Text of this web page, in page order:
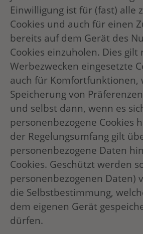
Einwilligung ist für (fast) alle
Cookies und auch für einen
bereits auf dem Gerät des
Cookies einzuholen. Dies
Werbezwecken eingesetzte
auch für Komfortfunktionen,
Speicherung von
und selbst dann, wenn es
personenbezogene Cookies
der Regelungsumfang gilt
personenbezogene Daten
Cookies. Geschützt werden
personenbezogenen Daten)
die Selbstbestimmung,
dem eigenen Gerät
dürfen.